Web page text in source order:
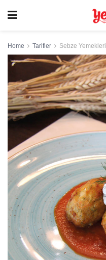
Home Tarifler Sebze Yemekleri